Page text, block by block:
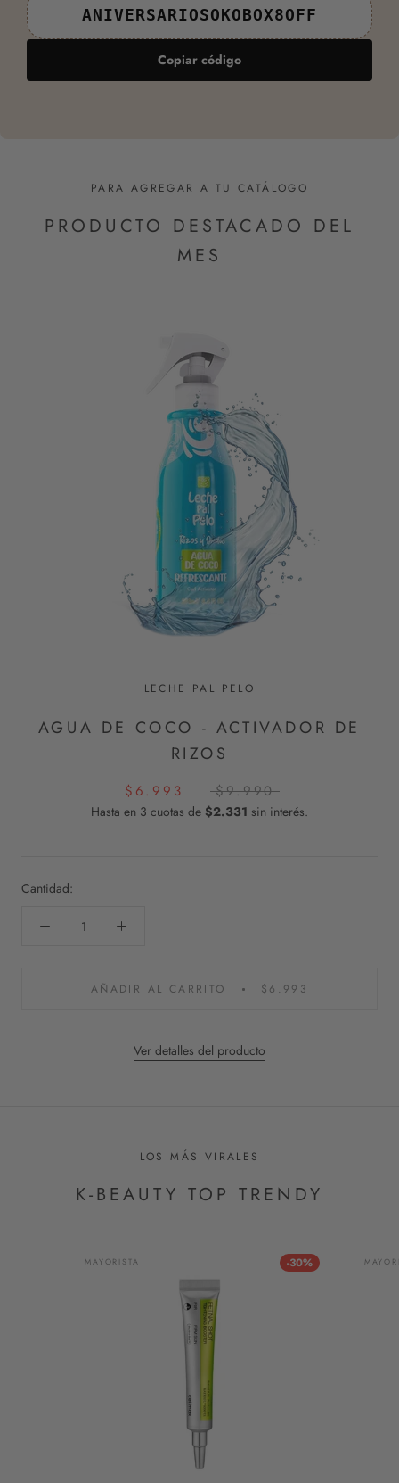
ANIVERSARIOSOKOBOX8OFF
Copiar código
PARA AGREGAR A TU CATÁLOGO
PRODUCTO DESTACADO DEL
MES
LECHE PAL PELO
AGUA DE COCO - ACTIVADOR DE
RIZOS
$6.993 $9.990
Hasta en 3 cuotas de $2.331 sin interés.
Cantidad:
AÑADIR AL CARRITO $6.993
Ver detalles del producto
LOS MÁS VIRALES
K-BEAUTY TOP TRENDY
-30%
MAYORISTA